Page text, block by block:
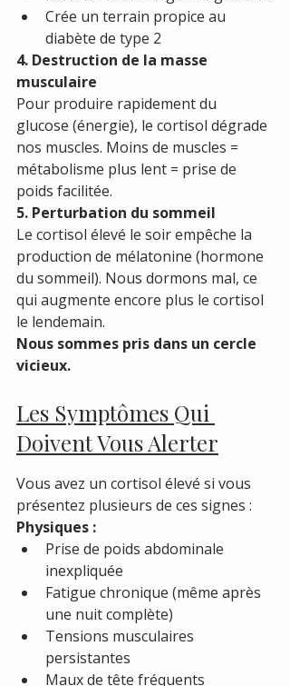
Crée un terrain propice au
diabète de type 2
4. Destruction de la masse
musculaire
Pour produire rapidement du
glucose (énergie), le cortisol dégrade
nos muscles. Moins de muscles =
métabolisme plus lent = prise de
poids facilitée.
5. Perturbation du sommeil
Le cortisol élevé le soir empêche la
production de mélatonine (hormone
du sommeil). Nous dormons mal, ce
qui augmente encore plus le cortisol
le lendemain.
Nous sommes pris dans un cercle
vicieux.
Les Symptômes Qui
Doivent Vous Alerter
Vous avez un cortisol élevé si vous
présentez plusieurs de ces signes :
Physiques :
Prise de poids abdominale
inexpliquée
Fatigue chronique (même après
une nuit complète)
Tensions musculaires
persistantes
Maux de tête fréquents